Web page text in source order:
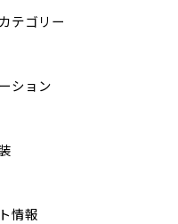
テゴリー
ション
情報